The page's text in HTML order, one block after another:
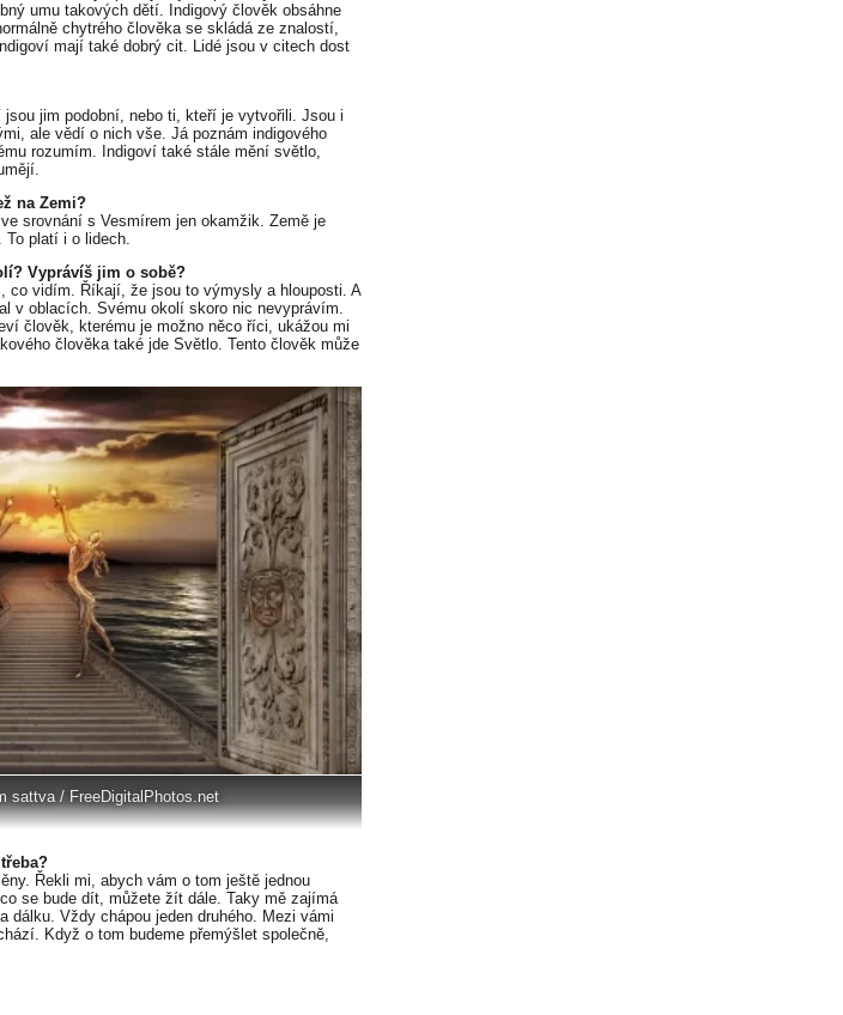
umu takových dětí. Indigový člověk obsáhne
chytrého člověka se skládá ze znalostí,
mají také dobrý cit. Lidé jsou v citech dost
jsou jim podobní, nebo ti, kteří je vytvořili. Jsou i
ale vědí o nich vše. Já poznám indigového
rozumím. Indigoví také stále mění světlo,
na Zemi?
srovnání s Vesmírem jen okamžik. Země je
To platí i o lidech.
Vyprávíš jim o sobě?
co vidím. Říkají, že jsou to výmysly a hlouposti. A
v oblacích. Svému okolí skoro nic nevyprávím.
člověk, kterému je možno něco říci, ukážou mi
člověka také jde Světlo. Tento člověk může
sattva / FreeDigitalPhotos.net
Řekli mi, abych vám o tom ještě jednou
se bude dít, můžete žít dále. Taky mě zajímá
Vždy chápou jeden druhého. Mezi vámi
Když o tom budeme přemýšlet společně,